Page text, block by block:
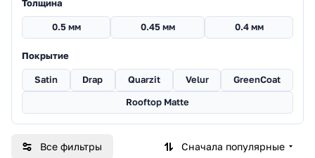
Толщина
0.5 мм 0.45 мм 0.4 мм
Покрытие
Satin Drap Quarzit Velur
GreenCoat
Rooftop Matte
Все фильтры Сначала популярные